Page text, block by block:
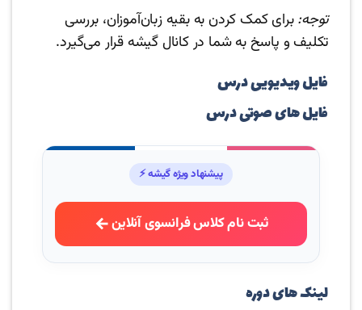
توجه:برای کمک کردن به بقیه زبان‌آموزان، بررسی
تکلیف و پاسخ به شما در کانال گیشه قرار می‌گیرد.
فایل ویدیویی درس
فایل های صوتی درس
پیشنهاد ویژه گیشه ⚡
ثبت نام کلاس فرانسوی آنلاین
لینک های دوره